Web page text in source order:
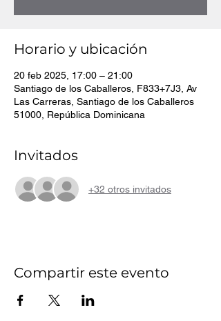
Horario y ubicación
20 feb 2025, 17:00 – 21:00
Santiago de los Caballeros, F833+7J3, Av
Las Carreras, Santiago de los Caballeros
51000, República Dominicana
Invitados
+32 otros invitados
Compartir este evento